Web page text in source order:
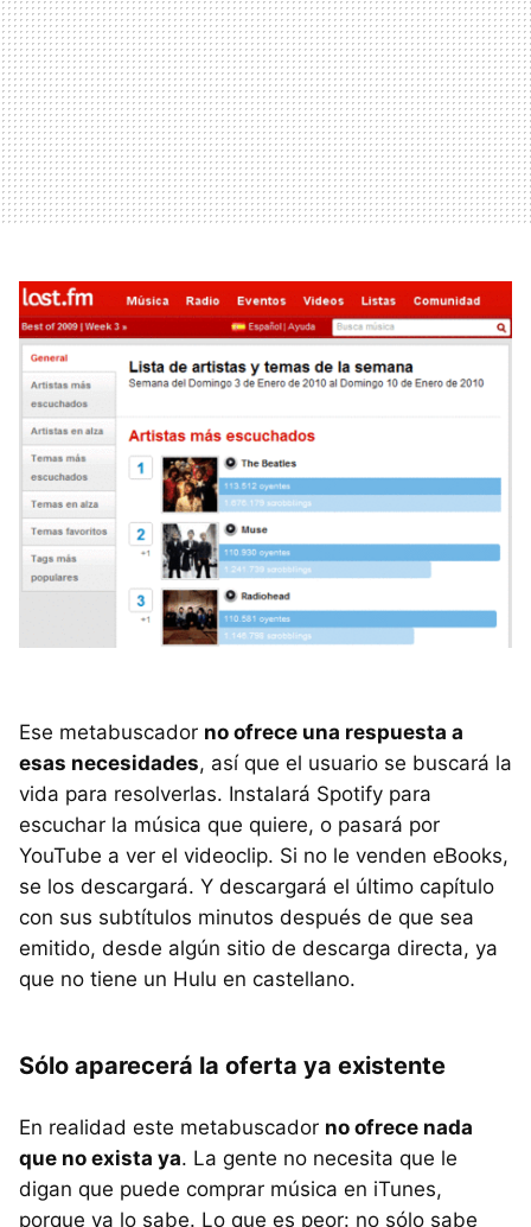
Ese metabuscador no ofrece una respuesta a
esas necesidades, así que el usuario se buscará la
vida para resolverlas. Instalará Spotify para
escuchar la música que quiere, o pasará por
YouTube a ver el videoclip. Si no le venden eBooks,
se los descargará. Y descargará el último capítulo
con sus subtítulos minutos después de que sea
emitido, desde algún sitio de descarga directa, ya
que no tiene un Hulu en castellano.
Sólo aparecerá la oferta ya existente
En realidad este metabuscador no ofrece nada
que no exista ya. La gente no necesita que le
digan que puede comprar música en iTunes,
porque ya lo sabe. Lo que es peor: no sólo sabe